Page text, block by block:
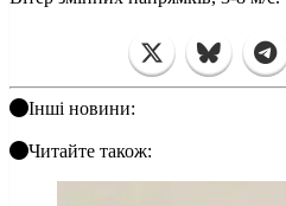
Інші новини:
Читайте також: